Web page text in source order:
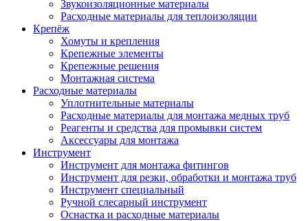
Звукоизоляционные материалы
Расходные материалы для теплоизоляции
Крепёж
Хомуты и крепления
Крепежные элементы
Крепежные решения
Монтажная система
Расходные материалы
Уплотнительные материалы
Расходные материалы для монтажа медных труб
Реагенты и средства для промывки систем
Аксессуары для монтажа
Инструмент
Инструмент для монтажа фитингов
Инструмент для резки, обработки и монтажа труб
Инструмент специальный
Ручной слесарный инструмент
Оснастка и расходные материалы